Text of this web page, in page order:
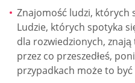
Znajomość ludzi, których
Ludzie, których spotyka
dla rozwiedzionych,
przez co przeszedłeś,
przypadkach może to